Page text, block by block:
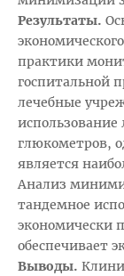
Результаты.
практики
госпитальной
лечебные
использование
глюкометров,
является
Анализ
тандемное
экономически
обеспечивает
Выводы.